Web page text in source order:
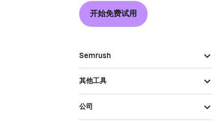
开始免费试用
Semrush
其他工具
公司